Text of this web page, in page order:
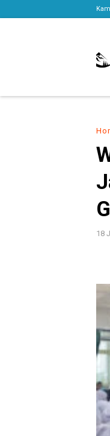
18